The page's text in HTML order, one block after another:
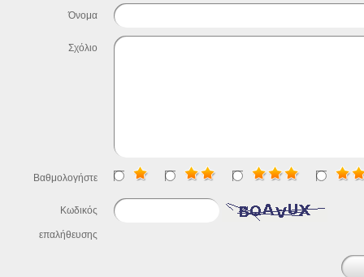
Όνομα
Σχόλιο
Βαθμολογήστε
Κωδικός
επαλήθευσης